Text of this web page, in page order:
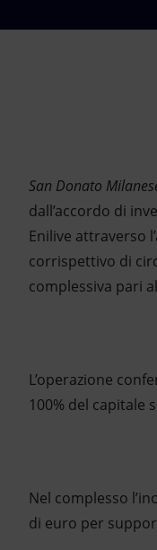
San Donato
dall’accordo di
Enilive attraverso
corrispettivo di
complessiva pari
L’operazione
100% del capitale
Nel complesso
di euro per